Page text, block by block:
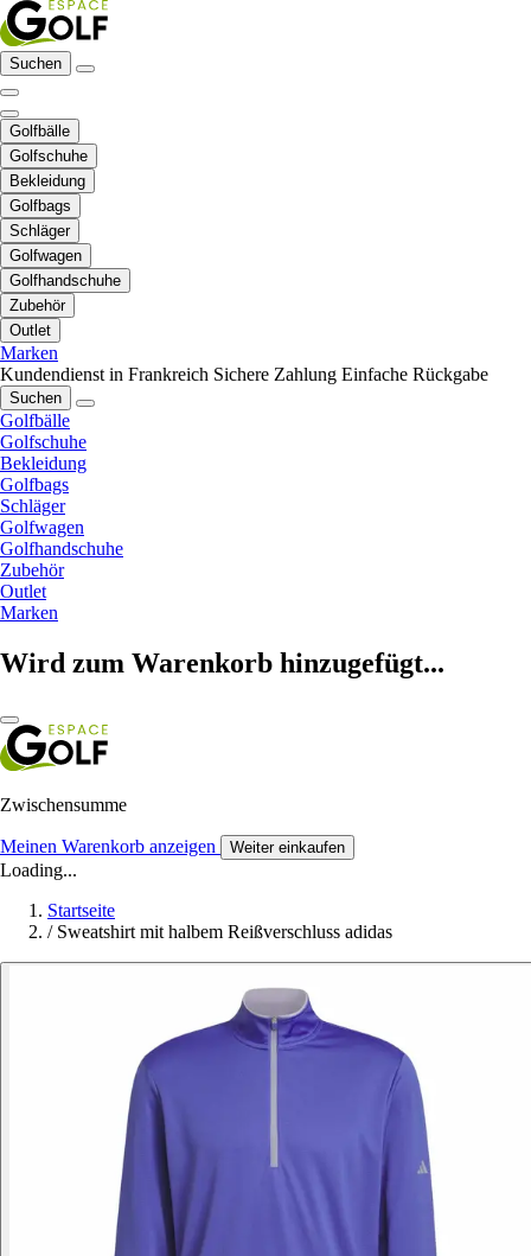
Suchen
Golfbälle
Golfschuhe
Bekleidung
Golfbags
Schläger
Golfwagen
Golfhandschuhe
Zubehör
Outlet
Marken
Kundendienst in Frankreich Sichere Zahlung Einfache Rückgabe
Suchen
Golfbälle
Golfschuhe
Bekleidung
Golfbags
Schläger
Golfwagen
Golfhandschuhe
Zubehör
Outlet
Marken
Wird zum Warenkorb hinzugefügt...
Zwischensumme
Meinen Warenkorb anzeigen Weiter einkaufen
Loading...
Startseite
/ Sweatshirt mit halbem Reißverschluss adidas